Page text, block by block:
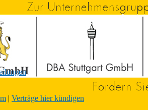
| Verträge hier kündigen